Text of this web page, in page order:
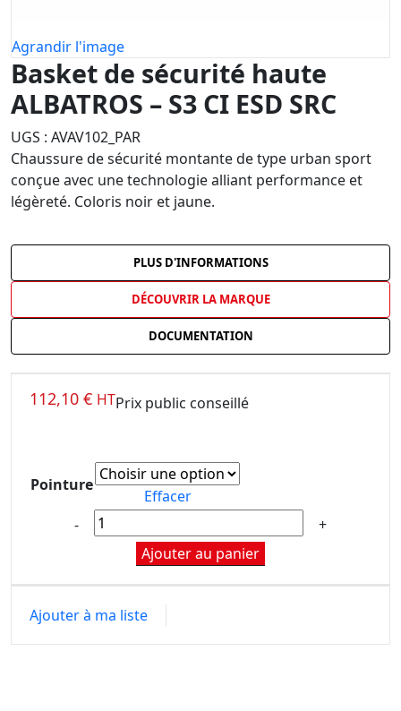
Agrandir l'image
Basket de sécurité haute
ALBATROS – S3 CI ESD SRC
UGS : AVAV102_PAR
Chaussure de sécurité montante de type urban sport
conçue avec une technologie alliant performance et
légèreté. Coloris noir et jaune.
PLUS D'INFORMATIONS
DÉCOUVRIR LA MARQUE
DOCUMENTATION
112,10 € HTPrix public conseillé
Pointure
Effacer
Ajouter au panier
Ajouter à ma liste